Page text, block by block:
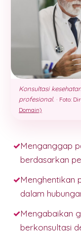
Konsultasi
profesional. · Foto:
Domain)
Menganggap
berdasarkan
Menghentikan
dalam
Mengabaikan
berkonsultasi